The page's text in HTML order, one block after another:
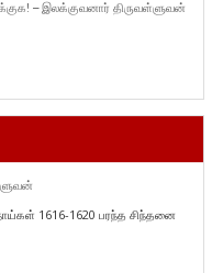
– இலக்குவனார் திருவள்ளுவன்
1616-1620 பரந்த சிந்தனை